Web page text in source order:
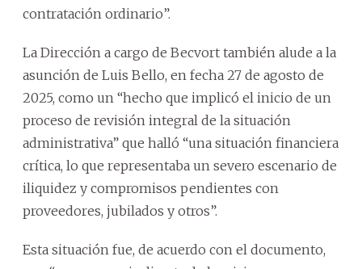
contratación ordinario”.
La Dirección a cargo de Becvort también alude a la
asunción de Luis Bello, en fecha 27 de agosto de
2025, como un “hecho que implicó el inicio de un
proceso de revisión integral de la situación
administrativa” que halló “una situación financiera
crítica, lo que representaba un severo escenario de
iliquidez y compromisos pendientes con
proveedores, jubilados y otros”.
Esta situación fue, de acuerdo con el documento,